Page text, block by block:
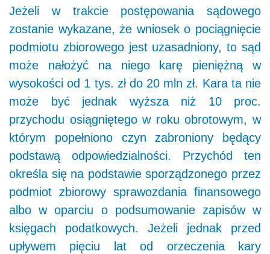
Jeżeli w trakcie postępowania sądowego
zostanie wykazane, że wniosek o pociągnięcie
podmiotu zbiorowego jest uzasadniony, to sąd
może nałożyć na niego karę pieniężną w
wysokości od 1 tys. zł do 20 mln zł. Kara ta nie
może być jednak wyższa niż 10 proc.
przychodu osiągniętego w roku obrotowym, w
którym popełniono czyn zabroniony będący
podstawą odpowiedzialności. Przychód ten
określa się na podstawie sporządzonego przez
podmiot zbiorowy sprawozdania finansowego
albo w oparciu o podsumowanie zapisów w
księgach podatkowych. Jeżeli jednak przed
upływem pięciu lat od orzeczenia kary